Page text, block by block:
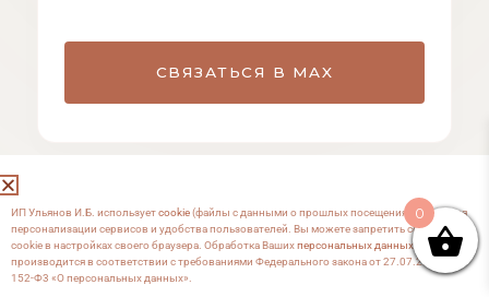
СВЯЗАТЬСЯ В MAX
0
ИП Ульянов И.Б. используетcookie(файлы с данными о прошлых посещениях сайта) для
персонализации сервисов и удобства пользователей. Вы можете запретить сохранение
cookie в настройках своего браузера. Обработка Вашихперсональных данных
производится в соответствии с требованиями Федерального закона от 27.07.2006 №
152-Ф3 «О персональных данных».